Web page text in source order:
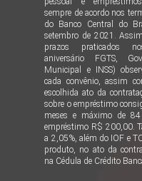
sempre de acordo nos
do Banco Central do
setembro de 2021.
prazos praticados
aniversário FGTS,
Municipal e INSS)
cada convênio, assim
escolhida ato da
sobre o empréstimo
meses e máximo de
empréstimo R$ 200,00.
a 2,05%, além do IOF e
produto, no ato da
na Cédula de Crédito